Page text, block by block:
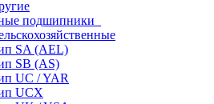
подшипники
SA (AEL)
SB (AS)
UC / YAR
UCX